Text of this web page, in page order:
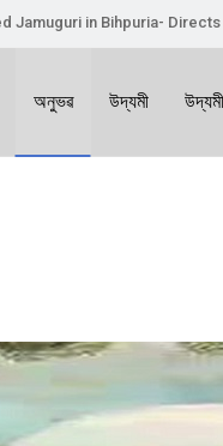
Jamuguri in Bihpuria-
অনুভৱ উদ্যমী উদ্যমী